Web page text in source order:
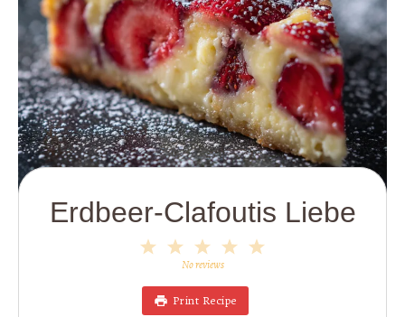
Erdbeer-Clafoutis Liebe
Stars
Stars
StarNo reviews
Print Recipe